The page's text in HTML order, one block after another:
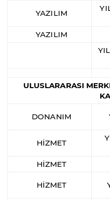
YAZILIM
YAZILIM
ULUSLARARASI
DONANIM
HİZMET
HİZMET
HİZMET